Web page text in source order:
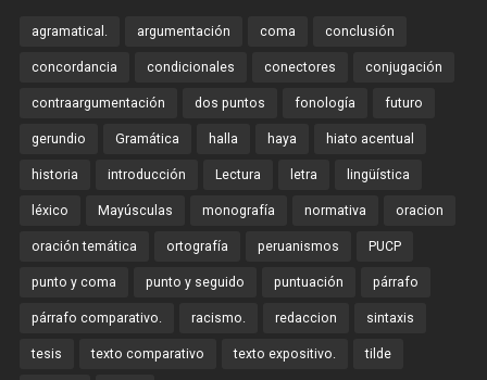
agramatical. argumentación coma conclusión
concordancia condicionales conectores conjugación
contraargumentación dos puntos fonología futuro
gerundio Gramática halla haya hiato acentual
historia introducción Lectura letra lingüística
léxico Mayúsculas monografía normativa oracion
oración temática ortografía peruanismos PUCP
punto y coma punto y seguido puntuación párrafo
párrafo comparativo. racismo. redaccion sintaxis
tesis texto comparativo texto expositivo. tilde